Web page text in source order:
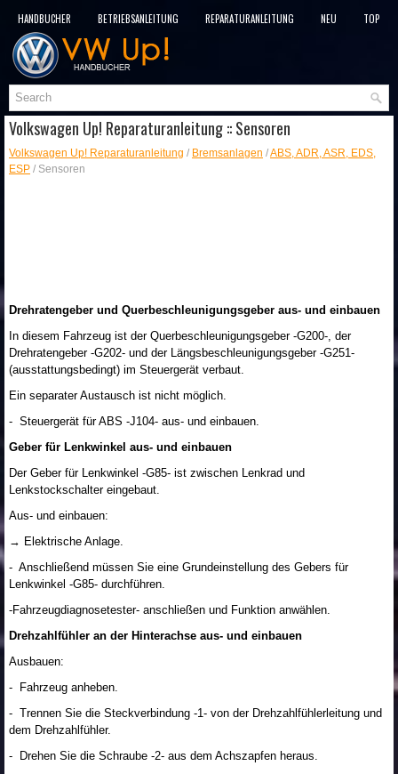
HANDBÜCHER BETRIEBSANLEITUNG REPARATURANLEITUNG NEU
TOP
SITEMAP
Volkswagen Up! Reparaturanleitung :: Sensoren
Volkswagen Up! Reparaturanleitung / Bremsanlagen /ABS, ADR, ASR, EDS,
ESP / Sensoren
Drehratengeber und Querbeschleunigungsgeber aus- und einbauen
In diesem Fahrzeug ist der Querbeschleunigungsgeber -G200-, der
Drehratengeber -G202- und der Längsbeschleunigungsgeber -G251-
(ausstattungsbedingt) im Steuergerät verbaut.
Ein separater Austausch ist nicht möglich.
- Steuergerät für ABS -J104- aus- und einbauen.
Geber für Lenkwinkel aus- und einbauen
Der Geber für Lenkwinkel -G85- ist zwischen Lenkrad und
Lenkstockschalter eingebaut.
Aus- und einbauen:
→ Elektrische Anlage.
- Anschließend müssen Sie eine Grundeinstellung des Gebers für
Lenkwinkel -G85- durchführen.
-Fahrzeugdiagnosetester- anschließen und Funktion anwählen.
Drehzahlfühler an der Hinterachse aus- und einbauen
Ausbauen:
- Fahrzeug anheben.
- Trennen Sie die Steckverbindung -1- von der Drehzahlfühlerleitung und
dem Drehzahlfühler.
- Drehen Sie die Schraube -2- aus dem Achszapfen heraus.